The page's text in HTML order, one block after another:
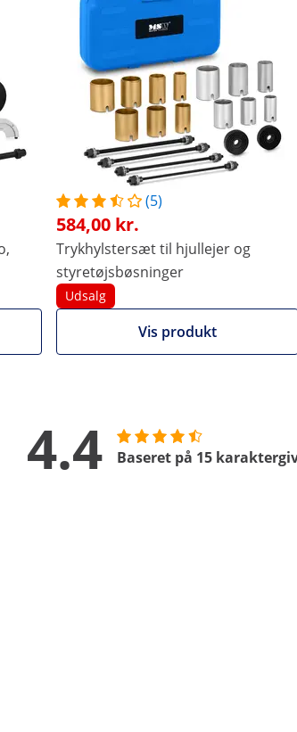
(5)
584,00 kr.
Trykhylstersæt til hjullejer og
styretøjsbøsninger
Udsalg
Vis produkt
men er også det helt rigtige
kugleled kan monteres og
til, at bildelene beskadiges, eller at
holdbarhed og slidstyrke af de
leveres i en praktisk
have dit værktøj ved hånden.
Vis alle varer fra MSW
4.4 Baseret på 15